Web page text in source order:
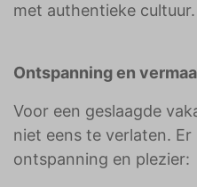
met authentieke cultuur.
Ontspanning en
Voor een geslaagde
niet eens te verlaten.
ontspanning en plezier: